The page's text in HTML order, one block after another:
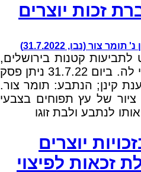
זכות יוצרים
קטנות בירושלים,
בפני הרשמת הבכירה טלי לה. ביום 31.7.22 ניתן פסק
קינן; הנתבע: תומר צור.
ציור של עץ תפוחים בצבעי
יוצרים
זכאות לפיצוי